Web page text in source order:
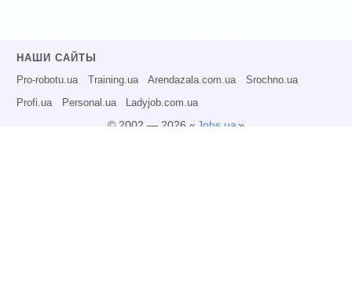
НАШИ САЙТЫ
Pro-robotu.ua Training.ua Arendazala.com.ua Srochno.ua
Profi.ua Personal.ua Ladyjob.com.ua
© 2002 — 2026 « Jobs.ua»